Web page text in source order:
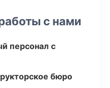
с нами
персонал с
бюро